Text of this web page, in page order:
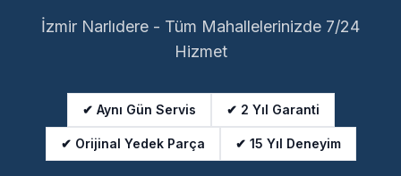
İzmir Narlıdere - Tüm Mahallelerinizde 7/24
Hizmet
✔ Aynı Gün Servis ✔ 2 Yıl Garanti
✔ Orijinal Yedek Parça ✔ 15 Yıl Deneyim